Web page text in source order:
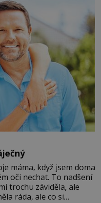
máma, když jsem doma
oči nechat. To nadšení
trochu záviděla, ale
ráda, ale co si